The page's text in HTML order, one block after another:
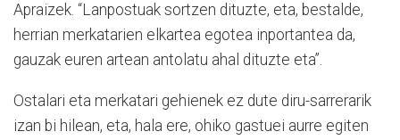
Apraizek. “Lanpostuak sortzen dituzte, eta, bestalde,
herrian merkatarien elkartea egotea inportantea da,
gauzak euren artean antolatu ahal dituzte eta”.
Ostalari eta merkatari gehienek ez dute diru-sarrerarik
izan bi hilean, eta, hala ere, ohiko gastuei aurre egiten